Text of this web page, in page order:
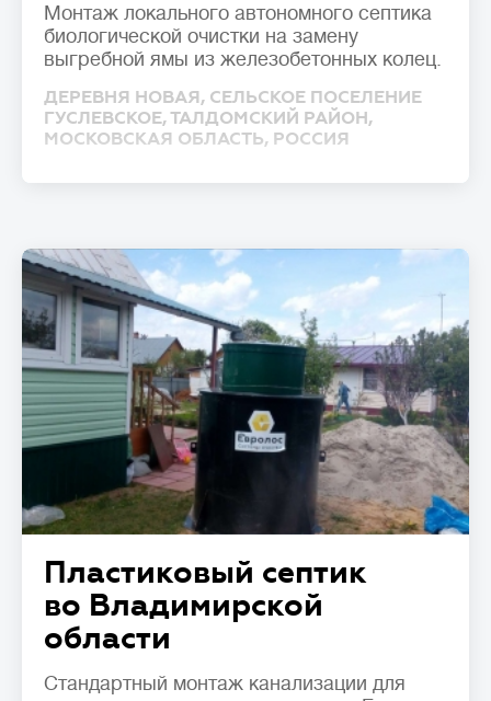
Монтаж локального автономного септика
биологической очистки на замену
выгребной ямы из железобетонных колец.
ДЕРЕВНЯ НОВАЯ, СЕЛЬСКОЕ ПОСЕЛЕНИЕ
ГУСЛЕВСКОЕ, ТАЛДОМСКИЙ РАЙОН,
МОСКОВСКАЯ ОБЛАСТЬ, РОССИЯ
Пластиковый септик
во Владимирской
области
Стандартный монтаж канализации для